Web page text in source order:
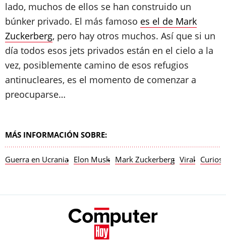
lado, muchos de ellos se han construido un
búnker privado. El más famoso es el de Mark
Zuckerberg, pero hay otros muchos. Así que si un
día todos esos jets privados están en el cielo a la
vez, posiblemente camino de esos refugios
antinucleares, es el momento de comenzar a
preocuparse…
MÁS INFORMACIÓN SOBRE:
Guerra en Ucrania Elon Musk Mark Zuckerberg Viral